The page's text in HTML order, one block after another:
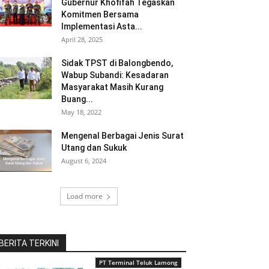
Gubernur Khofifah Tegaskan
Komitmen Bersama
Implementasi Asta...
April 28, 2025
Sidak TPST di Balongbendo,
Wabup Subandi: Kesadaran
Masyarakat Masih Kurang
Buang...
May 18, 2022
Mengenal Berbagai Jenis Surat
Utang dan Sukuk
August 6, 2024
Load more
TERKINI
PT Terminal Teluk Lamong